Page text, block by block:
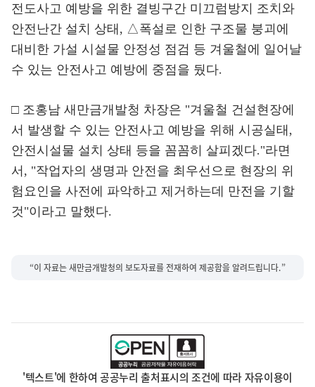
전도사고 예방을 위한 결빙구간 미끄럼방지 조치와
안전난간 설치 상태, △폭설로 인한 구조물 붕괴에
대비한 가설 시설물 안정성 점검 등 겨울철에 일어날
수 있는 안전사고 예방에 중점을 뒀다.
□ 조홍남 새만금개발청 차장은 "겨울철 건설현장에
서 발생할 수 있는 안전사고 예방을 위해 시공실태,
안전시설물 설치 상태 등을 꼼꼼히 살피겠다."라면
서, "작업자의 생명과 안전을 최우선으로 현장의 위
험요인을 사전에 파악하고 제거하는데 만전을 기할
것"이라고 말했다.
“이 자료는 새만금개발청의 보도자료를 전재하여 제공함을 알려드립니다.”
'텍스트'에 한하여 공공누리 출처표시의 조건에 따라 자유이용이